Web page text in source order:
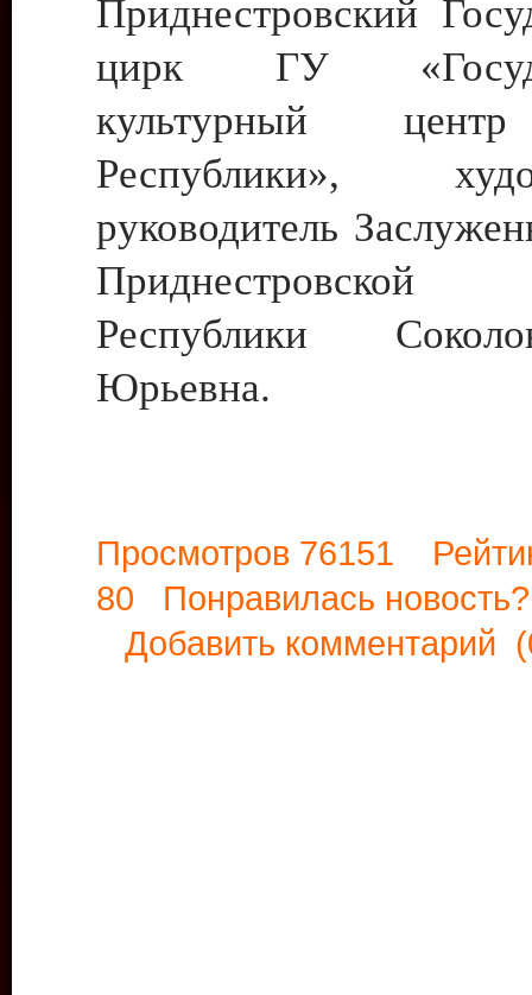
Приднестровский
цирк ГУ
культурный
Республики»,
руководитель
Приднестровской
Республики
Юрьевна.
Просмотров 76151
80 Понравилась
Добавить комментарий